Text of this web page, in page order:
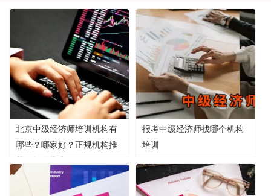
北京中级经济师培训机构有
哪些？哪家好？正规机构推
报考中级经济师找哪个机构
培训